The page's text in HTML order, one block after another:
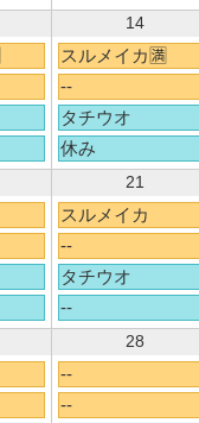
14
スルメイカ🈵
--
タチウオ
休み
21
スルメイカ
--
タチウオ
--
28
--
--